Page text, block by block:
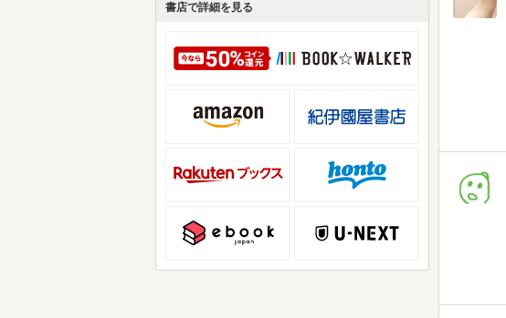
書店で詳細を見る